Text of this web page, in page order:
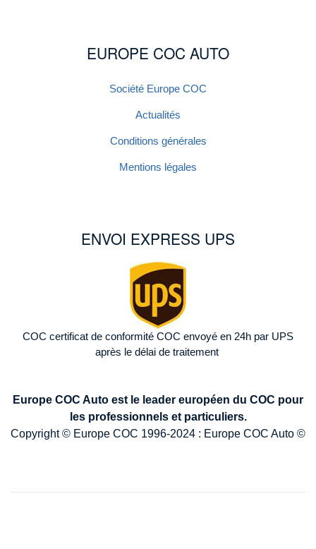
EUROPE COC AUTO
Société Europe COC
Actualités
Conditions générales
Mentions légales
ENVOI EXPRESS UPS
COC certificat de conformité COC envoyé en 24h par UPS
après le délai de traitement
Europe COC Auto est le leader européen du COC pour
les professionnels et particuliers.
Copyright © Europe COC 1996-2024 : Europe COC Auto ©